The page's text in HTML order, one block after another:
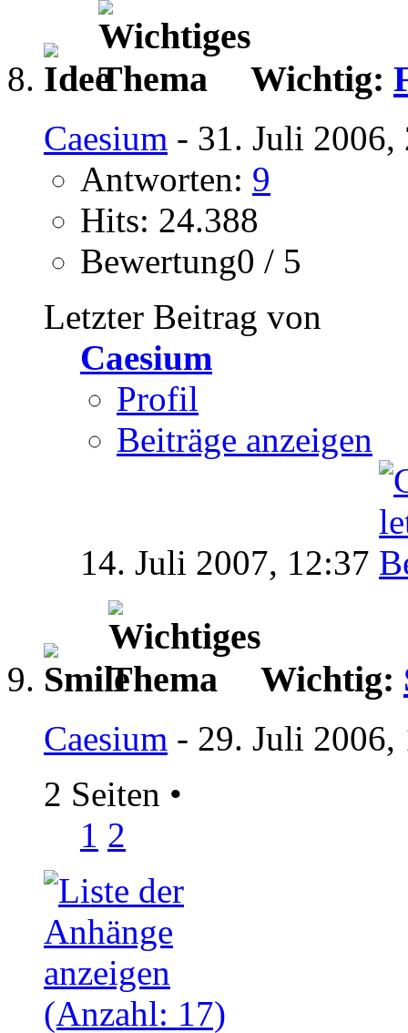
Wichtig:
Caesium - 31. Juli 2006,
Antworten: 9
Hits: 24.388
Bewertung0 / 5
Letzter Beitrag von
Caesium
Profil
Beiträge anzeigen
14. Juli 2007, 12:37
Wichtig:
Caesium - 29. Juli 2006,
2 Seiten •
1 2